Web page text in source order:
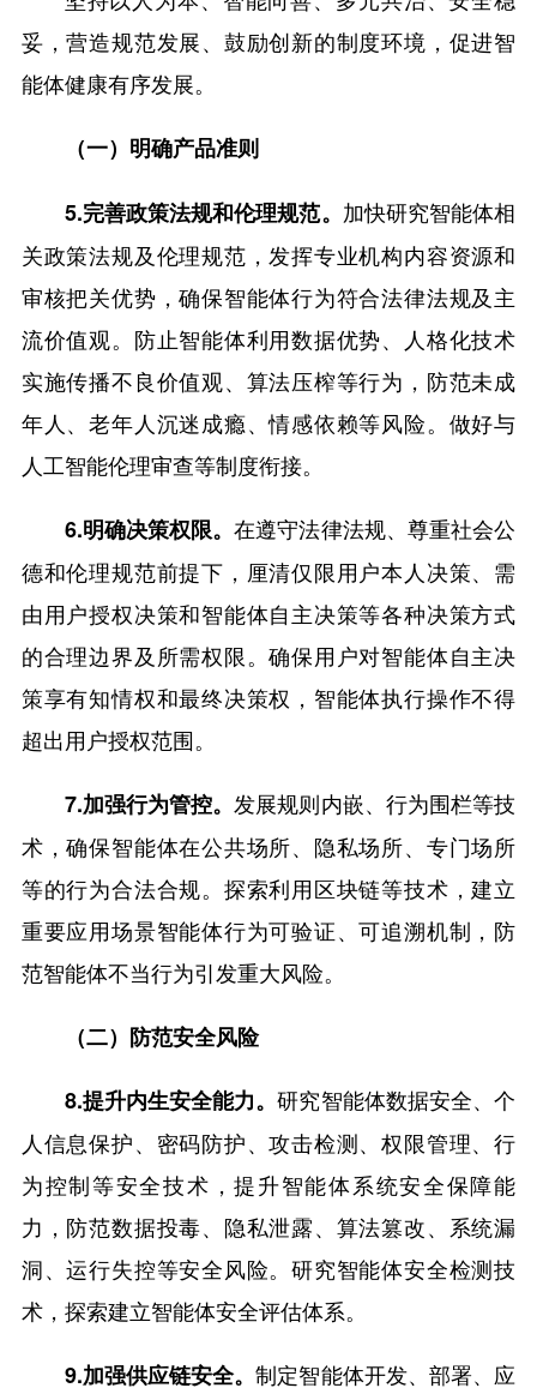
妥，营造规范发展、鼓励创新的制度环境，促进智
能体健康有序发展。
（一）明确产品准则
5.完善政策法规和伦理规范。 加快研究智能体相
关政策法规及伦理规范，发挥专业机构内容资源和
审核把关优势，确保智能体行为符合法律法规及主
流价值观。防止智能体利用数据优势、人格化技术
实施传播不良价值观、算法压榨等行为，防范未成
年人、老年人沉迷成瘾、情感依赖等风险。做好与
人工智能伦理审查等制度衔接。
6.明确决策权限。在遵守法律法规、尊重社会公
德和伦理规范前提下，厘清仅限用户本人决策、需
由用户授权决策和智能体自主决策等各种决策方式
的合理边界及所需权限。确保用户对智能体自主决
策享有知情权和最终决策权，智能体执行操作不得
超出用户授权范围。
7.加强行为管控。发展规则内嵌、行为围栏等技
术，确保智能体在公共场所、隐私场所、专门场所
等的行为合法合规。探索利用区块链等技术，建立
重要应用场景智能体行为可验证、可追溯机制，防
范智能体不当行为引发重大风险。
（二）防范安全风险
8.提升内生安全能力。研究智能体数据安全、个
人信息保护、密码防护、攻击检测、权限管理、行
为控制等安全技术，提升智能体系统安全保障能
力，防范数据投毒、隐私泄露、算法篡改、系统漏
洞、运行失控等安全风险。研究智能体安全检测技
术，探索建立智能体安全评估体系。
9.加强供应链安全。制定智能体开发、部署、应